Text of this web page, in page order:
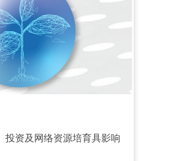
投资及网络资源培育具影响